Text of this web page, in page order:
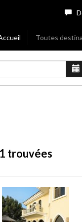
Toutes
trouvées